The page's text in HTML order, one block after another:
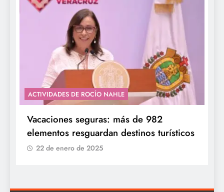
ACTIVIDADES DE ROCÍO NAHLE
Vacaciones seguras: más de 982
elementos resguardan destinos turísticos
22 de enero de 2025